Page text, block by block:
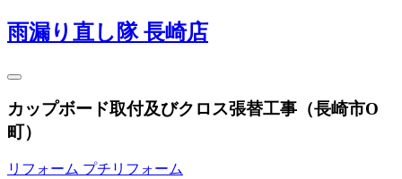
雨漏り直し隊 長崎店
カップボード取付及びクロス張替工事（長崎市O
町）
リフォーム プチリフォーム